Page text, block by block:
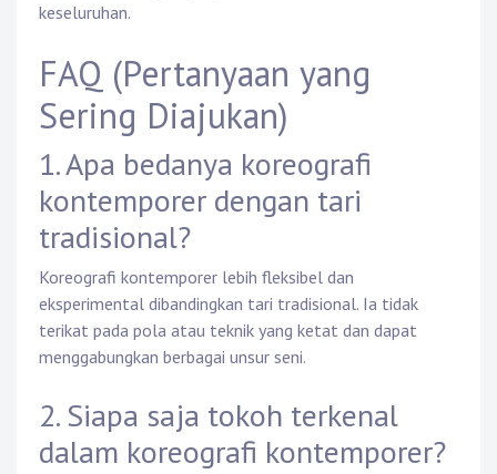
keseluruhan.
FAQ (Pertanyaan yang
Sering Diajukan)
1. Apa bedanya koreografi
kontemporer dengan tari
tradisional?
Koreografi kontemporer lebih fleksibel dan
eksperimental dibandingkan tari tradisional. Ia tidak
terikat pada pola atau teknik yang ketat dan dapat
menggabungkan berbagai unsur seni.
2. Siapa saja tokoh terkenal
dalam koreografi kontemporer?